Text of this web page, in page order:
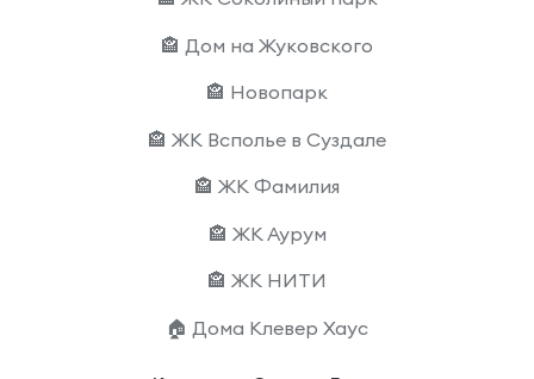
🏤 Дом на Жуковского
🏤 Новопарк
🏤 ЖК Всполье в Суздале
🏤 ЖК Фамилия
🏤 ЖК Аурум
🏤 ЖК НИТИ
🏠 Дома Клевер Хаус